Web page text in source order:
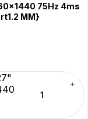
75Hz 4ms
MM}